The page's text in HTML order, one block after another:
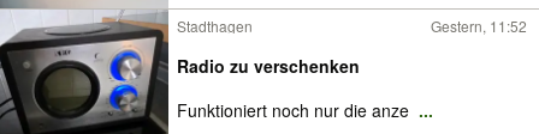
Stadthagen Gestern, 11:52
Radio zu verschenken
Funktioniert noch nur die anze ...